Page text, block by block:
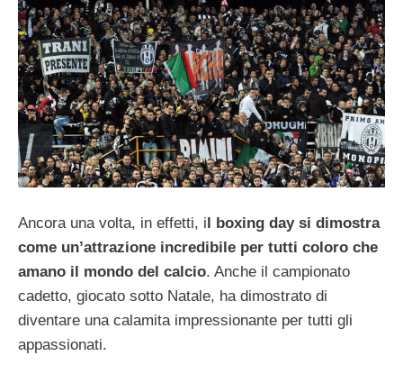
Ancora una volta, in effetti, il boxing day si dimostra
come un’attrazione incredibile per tutti coloro che
amano il mondo del calcio. Anche il campionato
cadetto, giocato sotto Natale, ha dimostrato di
diventare una calamita impressionante per tutti gli
appassionati.